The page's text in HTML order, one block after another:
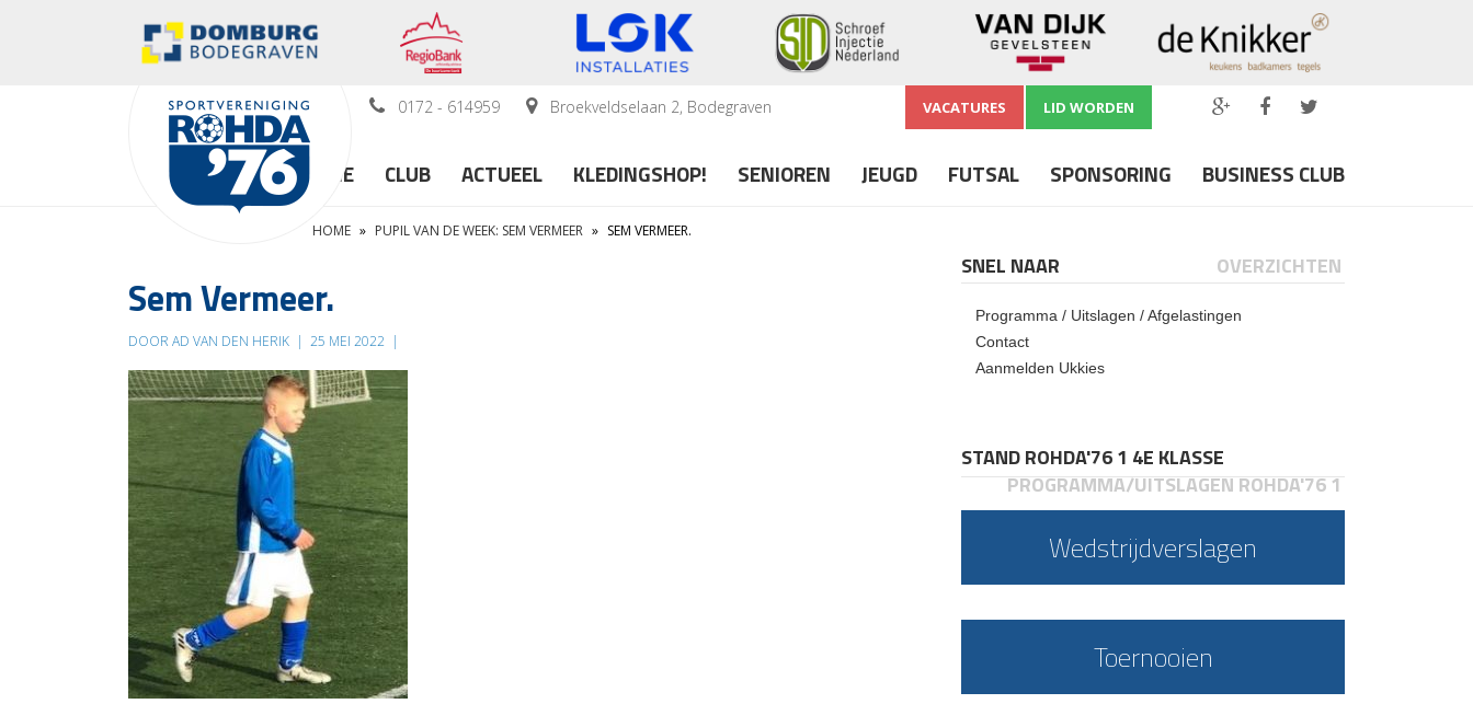
0172 - 614959 Broekveldselaan 2, Bodegraven VACATURES LID WORDEN
HOME CLUB ACTUEEL KLEDINGSHOP! SENIOREN JEUGD FUTSAL SPONSORING BUSINESS CLUB
HOME » PUPIL VAN DE WEEK: SEM VERMEER » SEM VERMEER.
Sem Vermeer.
DOOR AD VAN DEN HERIK | 25 MEI 2022 |
SNEL NAAR OVERZICHTEN
Programma / Uitslagen / Afgelastingen
Contact
Aanmelden Ukkies
STAND ROHDA'76 1 4E KLASSE
PROGRAMMA/UITSLAGEN ROHDA'76 1
Wedstrijdverslagen
Toernooien